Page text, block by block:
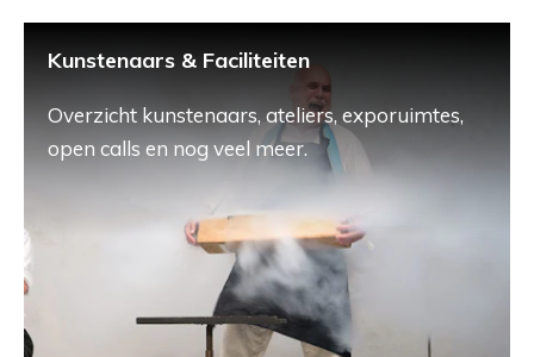
Kunstenaars & Faciliteiten
Overzicht kunstenaars, ateliers, exporuimtes,
open calls en nog veel meer.